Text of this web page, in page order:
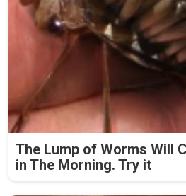
The Lump of Worms Will
in The Morning. Try it